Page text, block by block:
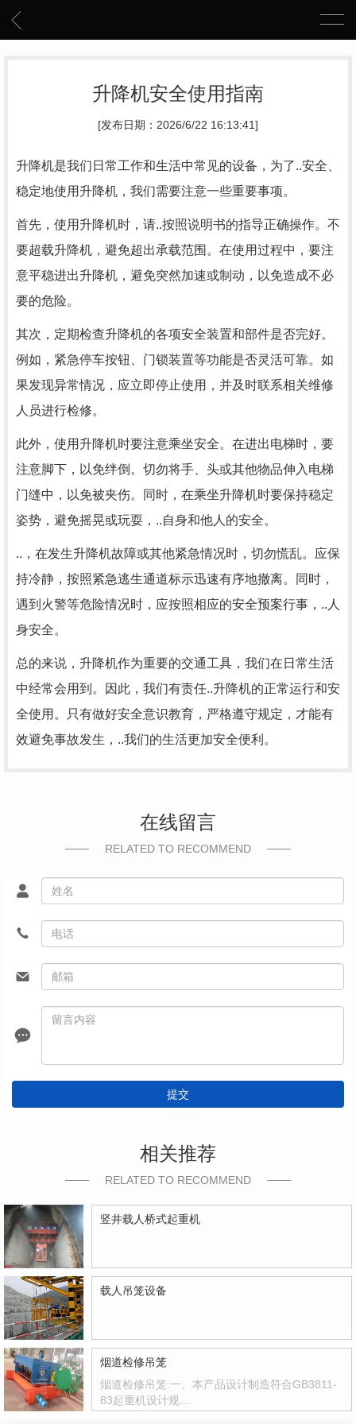
升降机安全使用指南
[发布日期：2026/6/22 16:13:41]
升降机是我们日常工作和生活中常见的设备，为了..安全、
稳定地使用升降机，我们需要注意一些重要事项。
首先，使用升降机时，请..按照说明书的指导正确操作。不
要超载升降机，避免超出承载范围。在使用过程中，要注
意平稳进出升降机，避免突然加速或制动，以免造成不必
要的危险。
其次，定期检查升降机的各项安全装置和部件是否完好。
例如，紧急停车按钮、门锁装置等功能是否灵活可靠。如
果发现异常情况，应立即停止使用，并及时联系相关维修
人员进行检修。
此外，使用升降机时要注意乘坐安全。在进出电梯时，要
注意脚下，以免绊倒。切勿将手、头或其他物品伸入电梯
门缝中，以免被夹伤。同时，在乘坐升降机时要保持稳定
姿势，避免摇晃或玩耍，..自身和他人的安全。
..，在发生升降机故障或其他紧急情况时，切勿慌乱。应保
持冷静，按照紧急逃生通道标示迅速有序地撤离。同时，
遇到火警等危险情况时，应按照相应的安全预案行事，..人
身安全。
总的来说，升降机作为重要的交通工具，我们在日常生活
中经常会用到。因此，我们有责任..升降机的正常运行和安
全使用。只有做好安全意识教育，严格遵守规定，才能有
效避免事故发生，..我们的生活更加安全便利。
在线留言
RELATED TO RECOMMEND
提交
相关推荐
RELATED TO RECOMMEND
竖井载人桥式起重机
载人吊笼设备
烟道检修吊笼
烟道检修吊笼:一、本产品设计制造符合GB3811-
83起重机设计规…